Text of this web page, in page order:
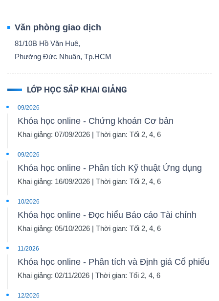
Văn phòng giao dịch
81/10B Hồ Văn Huê,
Phường Đức Nhuận, Tp.HCM
LỚP HỌC SẮP KHAI GIẢNG
09/2026
Khóa học online - Chứng khoán Cơ bản
Khai giảng: 07/09/2026 | Thời gian: Tối 2, 4, 6
09/2026
Khóa học online - Phân tích Kỹ thuật Ứng dụng
Khai giảng: 16/09/2026 | Thời gian: Tối 2, 4, 6
10/2026
Khóa học online - Đọc hiểu Báo cáo Tài chính
Khai giảng: 05/10/2026 | Thời gian: Tối 2, 4, 6
11/2026
Khóa học online - Phân tích và Định giá Cổ phiếu
Khai giảng: 02/11/2026 | Thời gian: Tối 2, 4, 6
12/2026